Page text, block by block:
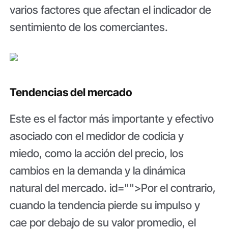
varios factores que afectan el indicador de
sentimiento de los comerciantes.
Tendencias del mercado
Este es el factor más importante y efectivo
asociado con el medidor de codicia y
miedo, como la acción del precio, los
cambios en la demanda y la dinámica
natural del mercado. id="">Por el contrario,
cuando la tendencia pierde su impulso y
cae por debajo de su valor promedio, el